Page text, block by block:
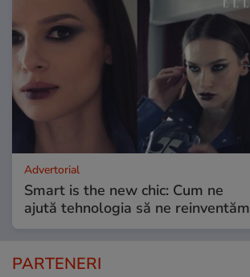
Advertorial
Smart is the new chic: Cum ne
ajută tehnologia să ne reinventăm
PARTENERI